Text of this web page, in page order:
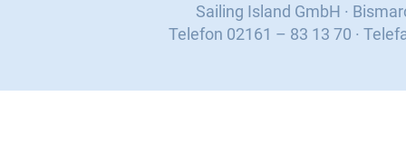
Sailing Island GmbH ·
Telefon 02161 – 83 13 70 ·